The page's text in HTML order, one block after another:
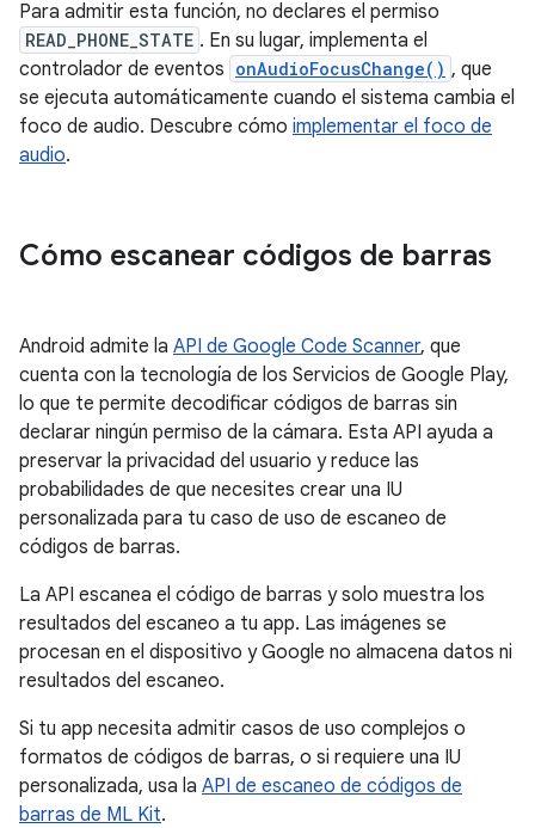
Para admitir esta función, no declares el permiso
READ_PHONE_STATE . En su lugar, implementa el
controlador de eventos onAudioFocusChange() , que
se ejecuta automáticamente cuando el sistema cambia el
foco de audio. Descubre cómo implementar el foco de
audio.
Cómo escanear códigos de barras
Android admite la API de Google Code Scanner, que
cuenta con la tecnología de los Servicios de Google Play,
lo que te permite decodificar códigos de barras sin
declarar ningún permiso de la cámara. Esta API ayuda a
preservar la privacidad del usuario y reduce las
probabilidades de que necesites crear una IU
personalizada para tu caso de uso de escaneo de
códigos de barras.
La API escanea el código de barras y solo muestra los
resultados del escaneo a tu app. Las imágenes se
procesan en el dispositivo y Google no almacena datos ni
resultados del escaneo.
Si tu app necesita admitir casos de uso complejos o
formatos de códigos de barras, o si requiere una IU
personalizada, usa la API de escaneo de códigos de
barras de ML Kit.